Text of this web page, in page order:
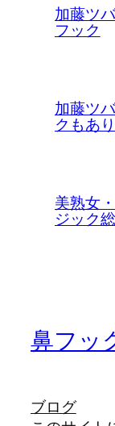
加藤ツ
フック
加藤ツ
クもあ
美熟女
ジック
鼻フッ
ブログ